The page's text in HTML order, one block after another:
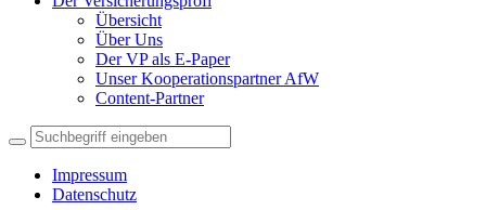
Übersicht
Über Uns
Der VP als E-Paper
Unser Kooperationspartner AfW
Content-Partner
Impressum
Datenschutz